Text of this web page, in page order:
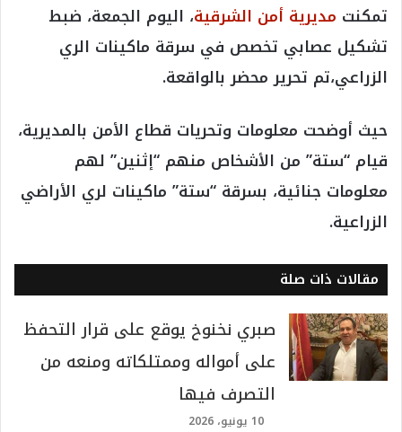
تمكنت مديرية أمن الشرقية، اليوم الجمعة، ضبط
تشكيل عصابي تخصص في سرقة ماكينات الري
الزراعي،تم تحرير محضر بالواقعة.
حيث أوضحت معلومات وتحريات قطاع الأمن بالمديرية،
قيام “ستة” من الأشخاص منهم “إثنين” لهم
معلومات جنائية، بسرقة “ستة” ماكينات لري الأراضي
الزراعية.
مقالات ذات صلة
صبري نخنوخ يوقع على قرار التحفظ
على أمواله وممتلكاته ومنعه من
التصرف فيها
10 يونيو، 2026